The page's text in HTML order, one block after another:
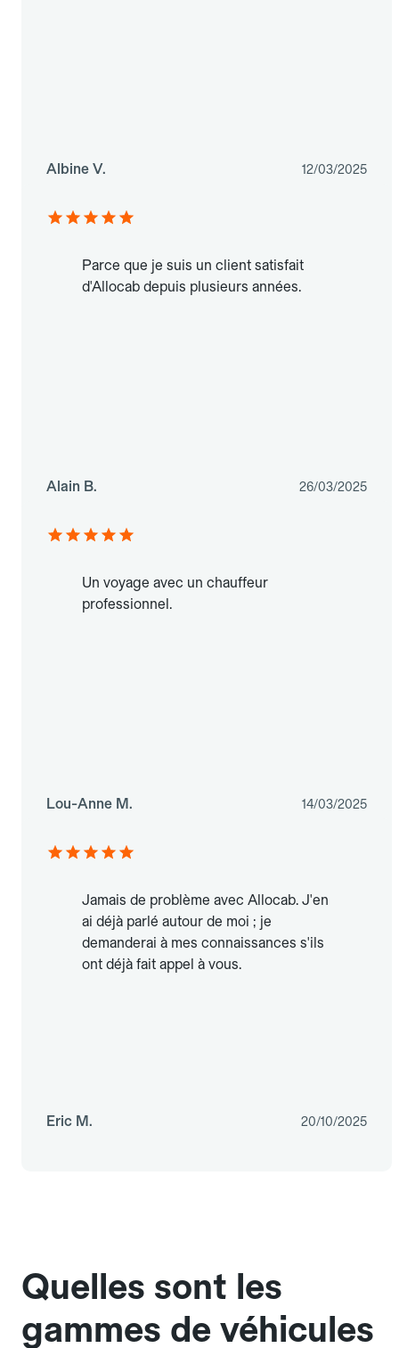
Albine V. 12/03/2025
Parce que je suis un client satisfait
d'Allocab depuis plusieurs années.
Alain B. 26/03/2025
Un voyage avec un chauffeur
professionnel.
Lou-Anne M. 14/03/2025
Jamais de problème avec Allocab. J'en
ai déjà parlé autour de moi ; je
demanderai à mes connaissances s'ils
ont déjà fait appel à vous.
Eric M. 20/10/2025
Quelles sont les
gammes de véhicules